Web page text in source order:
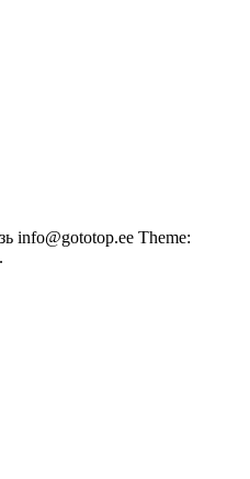
info@gototop.ee Theme:
.